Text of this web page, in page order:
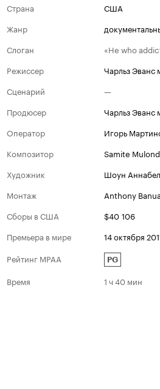
Страна
США
Жанр
Слоган
«He who
Режиссер
Чарльз Эванс
Сценарий
—
Продюсер
Чарльз Эванс
Оператор
Игорь
Композитор
Samite
Художник
Шоун Аннабел
Монтаж
Anthony
Сборы в США
$40 106
Премьера в мире
14 октября
Рейтинг MPAA
PG
Время 1 ч 40 мин